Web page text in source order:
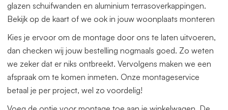
glazen schuifwanden en aluminium terrasoverkappingen.
Bekijk op de kaart of we ook in jouw woonplaats monteren
Kies je ervoor om de montage door ons te laten uitvoeren,
dan checken wij jouw bestelling nogmaals goed. Zo weten
we zeker dat er niks ontbreekt. Vervolgens maken we een
afspraak om te komen inmeten. Onze montageservice
betaal je per project, wel zo voordelig!